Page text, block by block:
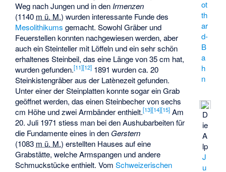
ot
th
ar
d-
B
a
h
n
D
ie
A
lp
J
u
Weg nach Jungen und in den Irmenzen
(1140 m ü. M.) wurden interessante Funde des
Mesolithikums gemacht. Sowohl Gräber und
Feuerstellen konnten nachgewiesen werden, aber
auch ein Steinteller mit Löffeln und ein sehr schön
erhaltenes Steinbeil, das eine Länge von 35 cm hat,
wurden gefunden.[11][12] 1891 wurden ca. 20
Steinkistengräber aus der Latènezeit gefunden.
Unter einer der Steinplatten konnte sogar ein Grab
geöffnet werden, das einen Steinbecher von sechs
cm Höhe und zwei Armbänder enthielt.[13][14][15] Am
20. Juli 1971 stiess man bei den Aushubarbeiten für
die Fundamente eines in den Gerstern
(1083 m ü. M.) erstellten Hauses auf eine
Grabstätte, welche Armspangen und andere
Schmuckstücke enthielt. VomSchweizerischen